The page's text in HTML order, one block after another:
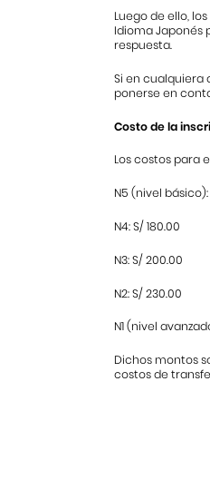
Luego de ello,
Idioma Japonés
respuesta.
Si en cualquiera
ponerse en
Costo de la
Los costos para
N5 (nivel básico):
N4: S/ 180.00
N3: S/ 200.00
N2: S/ 230.00
N1 (nivel
Dichos montos
costos de